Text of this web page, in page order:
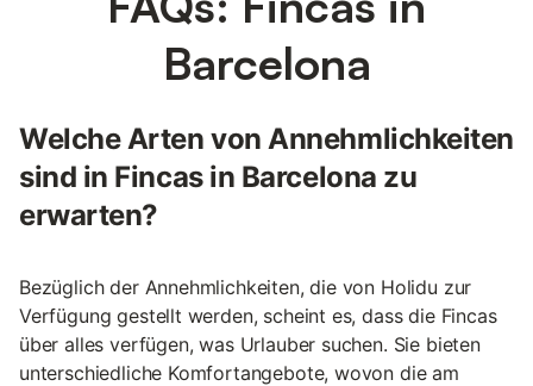
Barcelona
Welche Arten von Annehmlichkeiten
sind in Fincas in Barcelona zu
erwarten?
Bezüglich der Annehmlichkeiten, die von Holidu zur
Verfügung gestellt werden, scheint es, dass die Fincas
über alles verfügen, was Urlauber suchen. Sie bieten
unterschiedliche Komfortangebote, wovon die am